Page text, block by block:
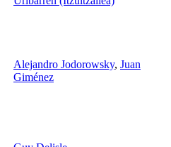
Alejandro Jodorowsky, Juan
Giménez